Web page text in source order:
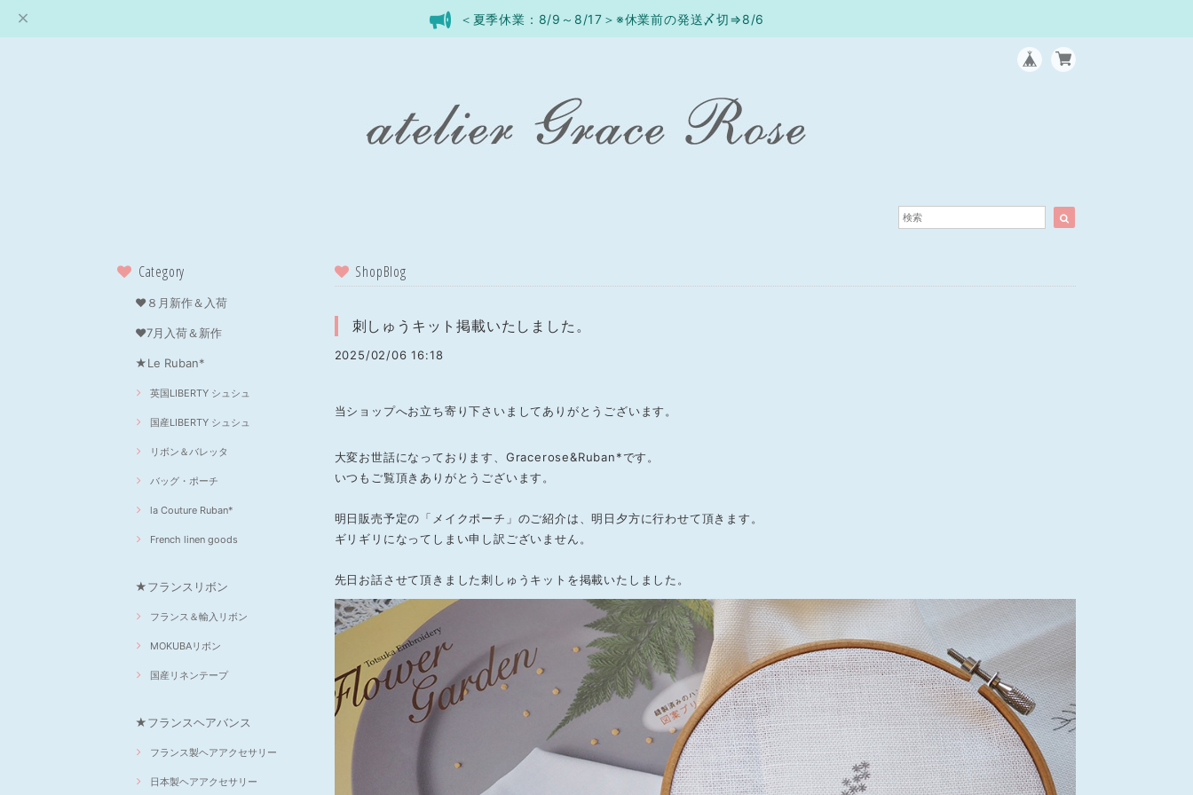
＜夏季休業：8/9～8/17＞※休業前の発送〆切⇒8/6
Category
❤８月新作＆入荷
❤7月入荷＆新作
★Le Ruban*
英国LIBERTY シュシュ
国産LIBERTY シュシュ
リボン＆バレッタ
バッグ・ポーチ
la Couture Ruban*
French linen goods
★フランスリボン
フランス＆輸入リボン
MOKUBAリボン
国産リネンテープ
★フランスヘアバンス
フランス製ヘアアクセサリー
日本製ヘアアクセサリー
ShopBlog
刺しゅうキット掲載いたしました。
2025/02/06 16:18
当ショップへお立ち寄り下さいましてありがとうございます。
大変お世話になっております、Gracerose&Ruban*です。
いつもご覧頂きありがとうございます。
明日販売予定の「メイクポーチ」のご紹介は、明日夕方に行わせて頂きます。
ギリギリになってしまい申し訳ございません。
先日お話させて頂きました刺しゅうキットを掲載いたしました。